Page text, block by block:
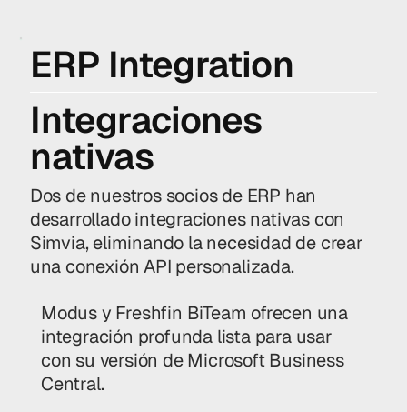
ERP Integration
Integraciones
nativas
Dos de nuestros socios de ERP han
desarrollado integraciones nativas con
Simvia, eliminando la necesidad de crear
una conexión API personalizada.
Modus y Freshfin BiTeam ofrecen una
integración profunda lista para usar
con su versión de Microsoft Business
Central.